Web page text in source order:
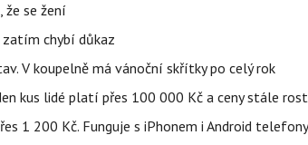
že se žení
chybí důkaz
V koupelně má vánoční skřítky po celý rok
kus lidé platí přes 100 000 Kč a ceny stále
1 200 Kč. Funguje s iPhonem i Android telefony